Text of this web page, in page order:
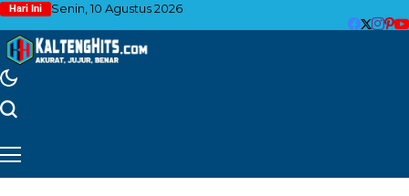
Hari Ini Senin, 10 Agustus 2026